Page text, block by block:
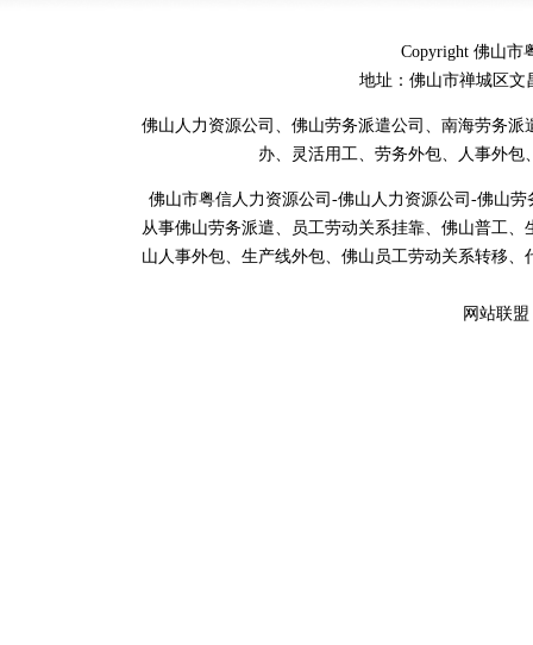
Copyright 佛山市
地址：佛山市禅城区
佛山人力资源公司、佛山劳务派遣公司、南海劳务
办、灵活用工、劳务外包、人事外
佛山市粤信人力资源公司-佛山人力资源公司-佛山
从事佛山劳务派遣、员工劳动关系挂靠、佛山普工
山人事外包、生产线外包、佛山员工劳动关系转移
网站联